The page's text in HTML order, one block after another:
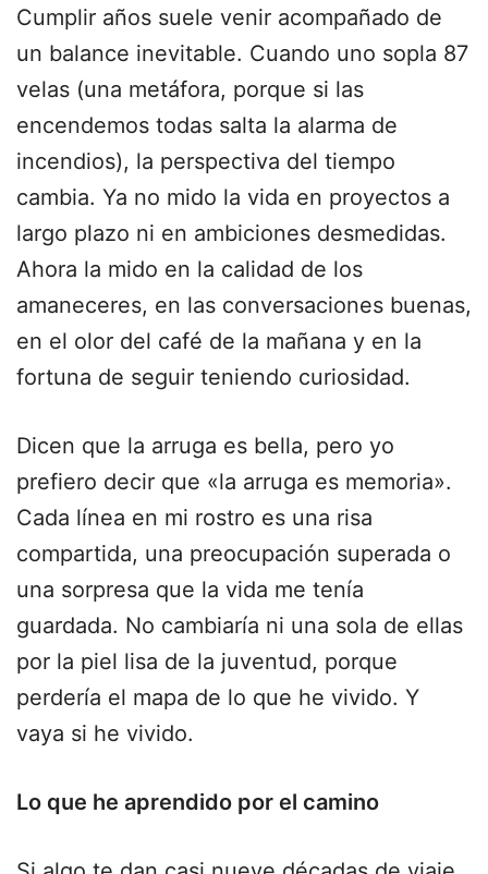
Cumplir años suele venir acompañado de
un balance inevitable. Cuando uno sopla 87
velas (una metáfora, porque si las
encendemos todas salta la alarma de
incendios), la perspectiva del tiempo
cambia. Ya no mido la vida en proyectos a
largo plazo ni en ambiciones desmedidas.
Ahora la mido en la calidad de los
amaneceres, en las conversaciones buenas,
en el olor del café de la mañana y en la
fortuna de seguir teniendo curiosidad.
Dicen que la arruga es bella, pero yo
prefiero decir que «la arruga es memoria».
Cada línea en mi rostro es una risa
compartida, una preocupación superada o
una sorpresa que la vida me tenía
guardada. No cambiaría ni una sola de ellas
por la piel lisa de la juventud, porque
perdería el mapa de lo que he vivido. Y
vaya si he vivido.
Lo que he aprendido por el camino